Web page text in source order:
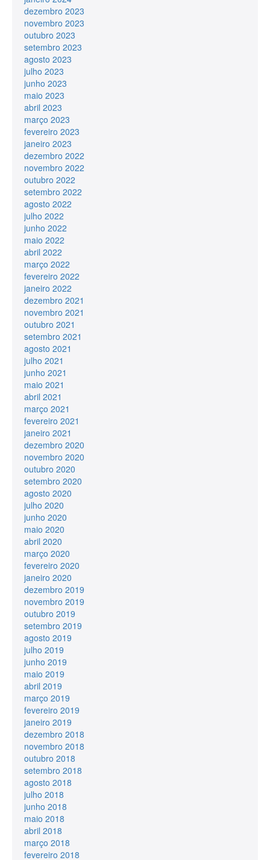
dezembro 2023
novembro 2023
outubro 2023
setembro 2023
agosto 2023
julho 2023
junho 2023
maio 2023
abril 2023
março 2023
fevereiro 2023
janeiro 2023
dezembro 2022
novembro 2022
outubro 2022
setembro 2022
agosto 2022
julho 2022
junho 2022
maio 2022
abril 2022
março 2022
fevereiro 2022
janeiro 2022
dezembro 2021
novembro 2021
outubro 2021
setembro 2021
agosto 2021
julho 2021
junho 2021
maio 2021
abril 2021
março 2021
fevereiro 2021
janeiro 2021
dezembro 2020
novembro 2020
outubro 2020
setembro 2020
agosto 2020
julho 2020
junho 2020
maio 2020
abril 2020
março 2020
fevereiro 2020
janeiro 2020
dezembro 2019
novembro 2019
outubro 2019
setembro 2019
agosto 2019
julho 2019
junho 2019
maio 2019
abril 2019
março 2019
fevereiro 2019
janeiro 2019
dezembro 2018
novembro 2018
outubro 2018
setembro 2018
agosto 2018
julho 2018
junho 2018
maio 2018
abril 2018
março 2018
fevereiro 2018